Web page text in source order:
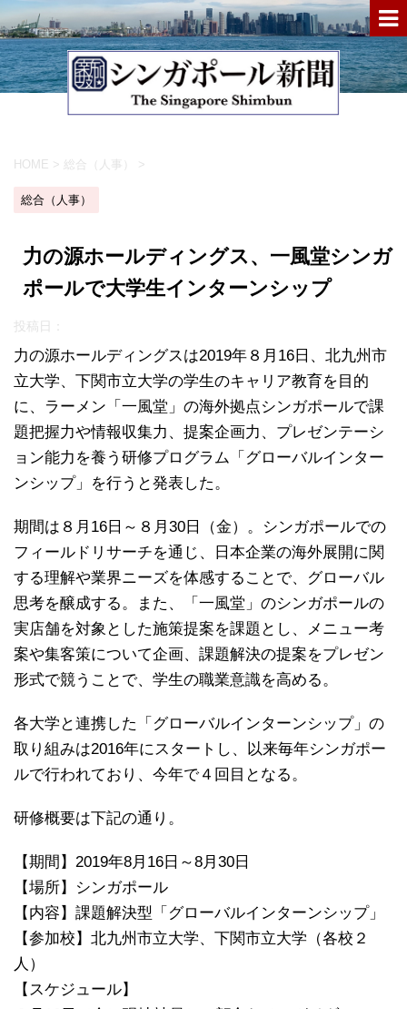
HOME > 総合（人事） >
総合（人事）
力の源ホールディングス、一風堂シンガ
ポールで大学生インターンシップ
投稿日：
力の源ホールディングスは2019年８月16日、北九州市
立大学、下関市立大学の学生のキャリア教育を目的
に、ラーメン「一風堂」の海外拠点シンガポールで課
題把握力や情報収集力、提案企画力、プレゼンテーシ
ョン能力を養う研修プログラム「グローバルインター
ンシップ」を行うと発表した。
期間は８月16日～８月30日（金）。シンガポールでの
フィールドリサーチを通じ、日本企業の海外展開に関
する理解や業界ニーズを体感することで、グローバル
思考を醸成する。また、「一風堂」のシンガポールの
実店舗を対象とした施策提案を課題とし、メニュー考
案や集客策について企画、課題解決の提案をプレゼン
形式で競うことで、学生の職業意識を高める。
各大学と連携した「グローバルインターンシップ」の
取り組みは2016年にスタートし、以来毎年シンガポー
ルで行われており、今年で４回目となる。
研修概要は下記の通り。
【期間】2019年8月16日～8月30日
【場所】シンガポール
【内容】課題解決型「グローバルインターンシップ」
【参加校】北九州市立大学、下関市立大学（各校２
人）
【スケジュール】